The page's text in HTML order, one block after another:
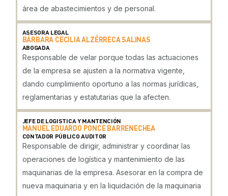
área de abastecimientos y de personal.
ASESORA LEGAL
BÁRBARA CECILIA ALZÉRRECA SALINAS
ABOGADA
Responsable de velar porque todas las actuaciones
de la empresa se ajusten a la normativa vigente,
dando cumplimiento oportuno a las normas jurídicas,
reglamentarias y estatutarias que la afecten.
JEFE DE LOGISTICA Y MANTENCIÓN
MANUEL EDUARDO PONCE BARRENECHEA
CONTADOR PÚBLICO AUDITOR
Responsable de dirigir, administrar y coordinar las
operaciones de logística y mantenimiento de las
maquinarias de la empresa. Asesorar en la compra de
nueva maquinaria y en la liquidación de la maquinaria